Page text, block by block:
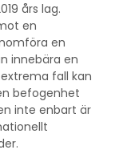
års lag.
en
en
innebära en
fall kan
befogenhet
inte enbart är